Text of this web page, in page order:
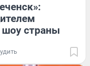
шоу страны